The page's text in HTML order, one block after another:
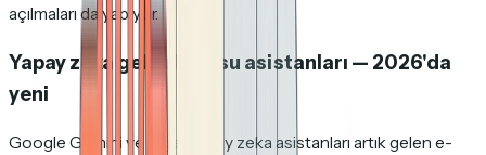
açılmaları da yapıyor.
Yapay zeka gelen kutusu asistanları — 2026'da
yeni
Google Gemini ve diğer yapay zeka asistanları artık gelen e-